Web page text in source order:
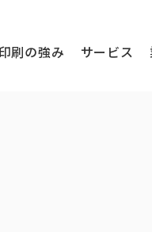
刷の強み サービス